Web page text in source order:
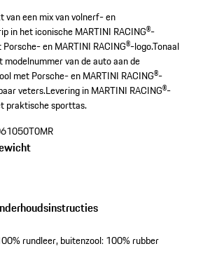
van een mix van volnerf- en
in het iconische MARTINI RACING®-
en MARTINI RACING®-logo.Tonaal
modelnummer van de auto aan de
met Porsche- en MARTINI RACING®-
veters.Levering in MARTINI RACING®-
praktische sporttas.
rundleer, buitenzool: 100% rubber